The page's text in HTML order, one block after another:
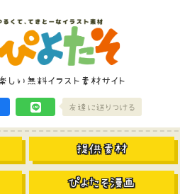
しい無料イラスト素材サイト
友達に送りつける
提供素材
ぴよたそ漫画